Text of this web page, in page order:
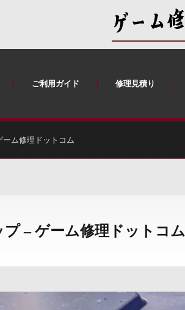
ご利用ガイド 修理見積り
ーム修理ドットコム
– ゲーム修理ドットコム